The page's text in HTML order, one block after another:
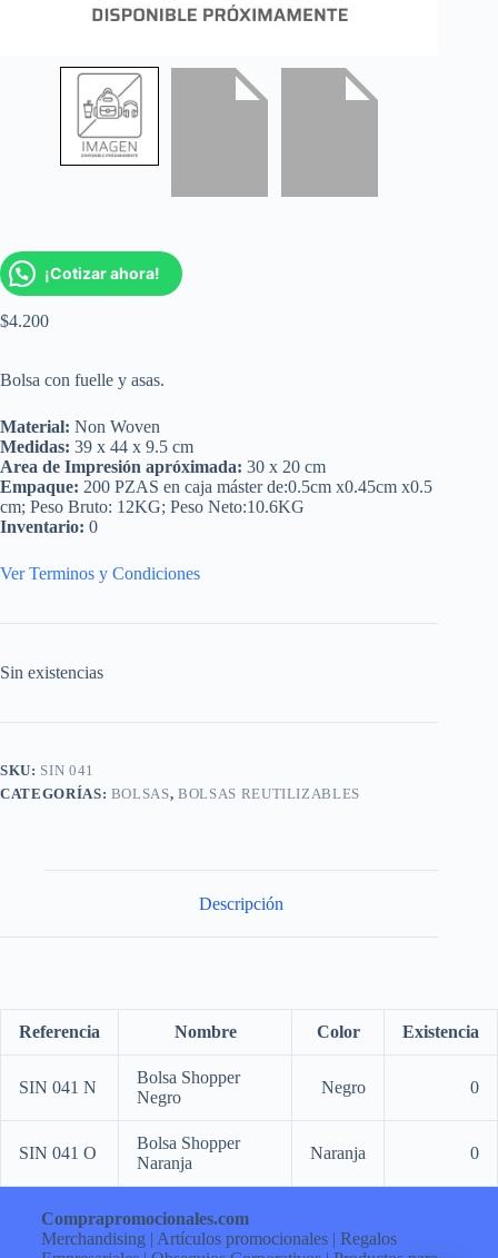
¡Cotizar ahora!
$4.200
Bolsa con fuelle y asas.
Material: Non Woven
Medidas: 39 x 44 x 9.5 cm
Area de Impresión apróximada: 30 x 20 cm
Empaque: 200 PZAS en caja máster de:0.5cm x0.45cm x0.5
cm; Peso Bruto: 12KG; Peso Neto:10.6KG
Inventario: 0
Ver Terminos y Condiciones
Sin existencias
SKU: SIN 041
CATEGORÍAS: BOLSAS,BOLSAS REUTILIZABLES
Descripción
Referencia Nombre Color Existencia
SIN 041 N
Bolsa Shopper
Negro
Negro 0
SIN 041 O
Bolsa Shopper
Naranja
Naranja 0
Comprapromocionales.com
Merchandising | Artículos promocionales | Regalos